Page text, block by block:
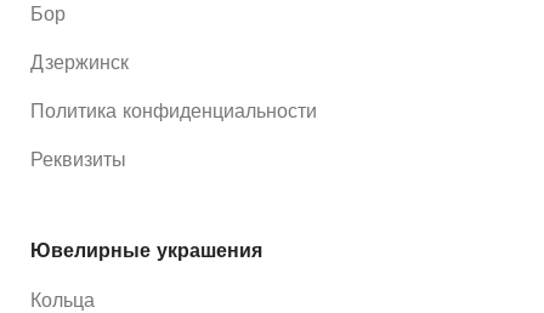
Бор
Дзержинск
Политика конфиденциальности
Реквизиты
Ювелирные украшения
Кольца